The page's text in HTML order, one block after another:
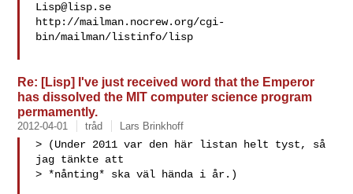
Lisp@lisp.se
http://mailman.nocrew.org/cgi-
bin/mailman/listinfo/lisp
Re: [Lisp] I've just received word that the Emperor
has dissolved the MIT computer science program
permamently.
2012-04-01 tråd Lars Brinkhoff
> (Under 2011 var den här listan helt tyst, så
jag tänkte att
> *nånting* ska väl hända i år.)